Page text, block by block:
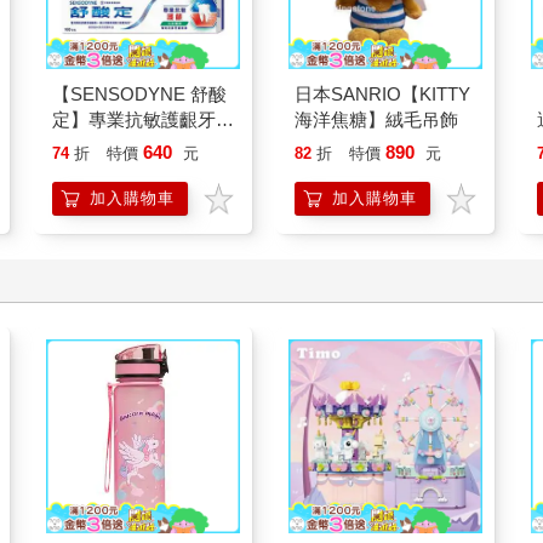
【SENSODYNE 舒酸
定】專業抗敏護齦牙
膏-沁涼薄荷100gx3入
74 折 特價 640 元
加入購物車
日本SANRIO【KITTY
海洋焦糖】絨毛吊飾
82 折 特價 890 元
加入購物車